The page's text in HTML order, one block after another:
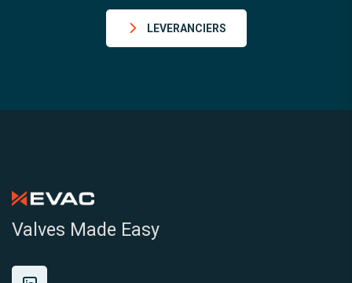
LEVERANCIERS
Valves Made Easy